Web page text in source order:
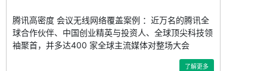
腾讯高密度 会议无线网络覆盖案例 ：近万名的腾讯全
球合作伙伴、中国创业精英与投资人、全球顶尖科技领
袖聚首，并多达400 家全球主流媒体对整场大会
了解更多